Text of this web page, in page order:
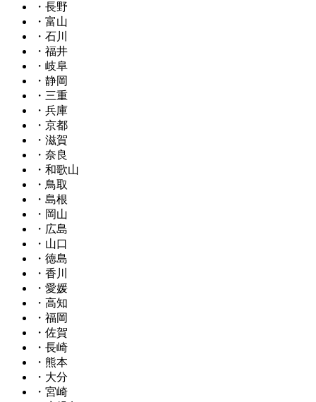
・長野
・富山
・石川
・福井
・岐阜
・静岡
・三重
・兵庫
・京都
・滋賀
・奈良
・和歌山
・鳥取
・島根
・岡山
・広島
・山口
・徳島
・香川
・愛媛
・高知
・福岡
・佐賀
・長崎
・熊本
・大分
・宮崎